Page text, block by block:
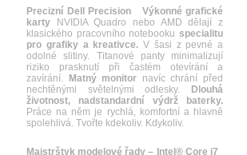
Precizní Dell Precision
Výkonné grafické
karty NVIDIA Quadro nebo AMD dělají z
klasického pracovního notebooku specialitu
pro grafiky a kreativce. V šasi z pevné a
odolné slitiny. Titanové panty minimalizují
riziko prasknutí při častém otevírání a
zavírání.
Matný monitor navíc chrání před
nechtěnými světelnými odlesky.
Dlouhá
životnost, nadstandardní výdrž baterky.
Práce na něm je rychlá, komfortní a hlavně
spolehlivá. Tvořte kdekoliv. Kdykoliv.
Majstrštyk modelové řady – Intel® Core i7